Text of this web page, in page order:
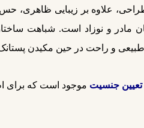
علاوه بر زیبایی ظاهری،
و نوزاد است. شباهت ساختار
و راحت در حین مکیدن
جنسیت موجود است که برای